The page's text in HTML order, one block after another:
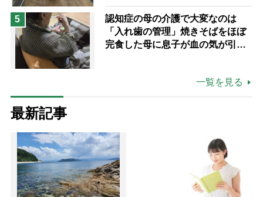
5
認知症の母の介護で大変なのは
「入れ歯の管理」焼きそばをほぼ
完食した母に息子が血の気が引い
一覧を見る
最新記事